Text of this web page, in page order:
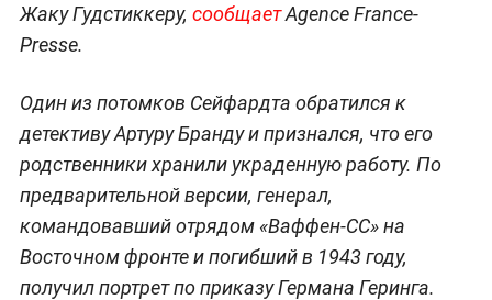
Жаку Гудстиккеру, сообщаетAgence France-
Presse.
Один из потомков Сейфардта обратился к
детективу Артуру Бранду и признался, что его
родственники хранили украденную работу. По
предварительной версии, генерал,
командовавший отрядом «Ваффен-СС» на
Восточном фронте и погибший в 1943 году,
получил портрет по приказу Германа Геринга.